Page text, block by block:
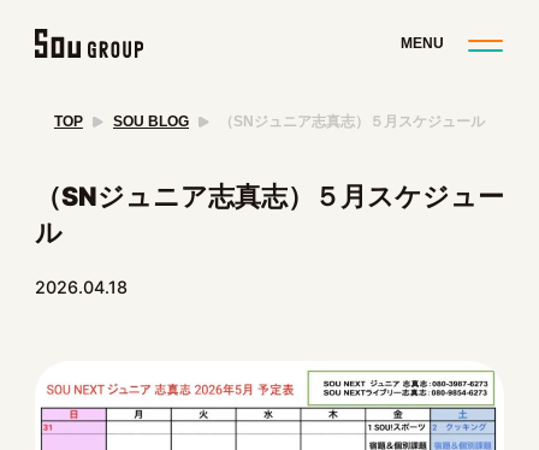
TOP SOU BLOG （SNジュニア志真志）５月スケジュール
（SNジュニア志真志）５月スケジュー
ル
2026.04.18